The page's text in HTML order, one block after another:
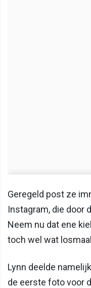
Geregeld post ze
Instagram, die door
Neem nu dat ene
toch wel wat
Lynn deelde
de eerste foto voor